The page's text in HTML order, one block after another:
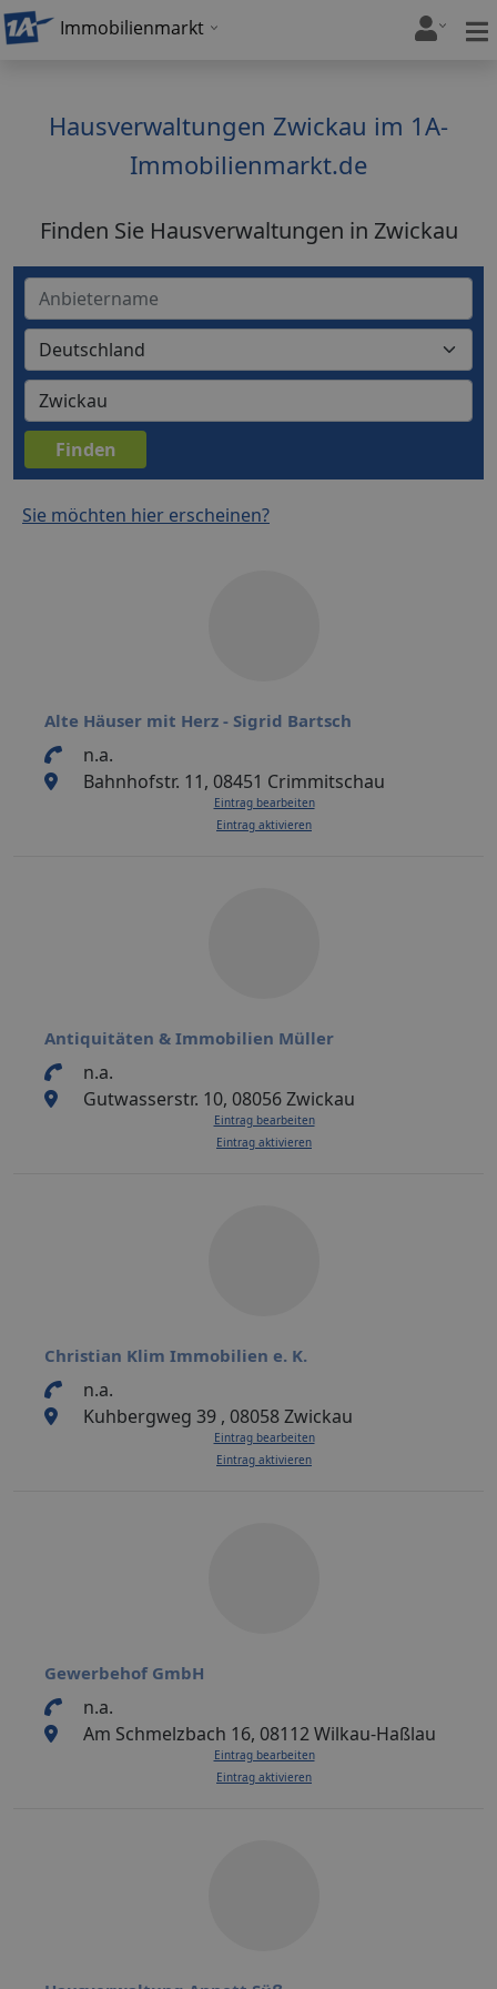
Immobilienmarkt
Hausverwaltungen Zwickau im 1A-
Immobilienmarkt.de
Finden Sie Hausverwaltungen in Zwickau
Sie möchten hier erscheinen?
Alte Häuser mit Herz - Sigrid Bartsch
n.a.
Bahnhofstr. 11, 08451 Crimmitschau
Eintrag bearbeiten
Eintrag aktivieren
Antiquitäten & Immobilien Müller
n.a.
Gutwasserstr. 10, 08056 Zwickau
Eintrag bearbeiten
Eintrag aktivieren
Christian Klim Immobilien e. K.
n.a.
Kuhbergweg 39 , 08058 Zwickau
Eintrag bearbeiten
Eintrag aktivieren
Gewerbehof GmbH
n.a.
Am Schmelzbach 16, 08112 Wilkau-Haßlau
Eintrag bearbeiten
Eintrag aktivieren